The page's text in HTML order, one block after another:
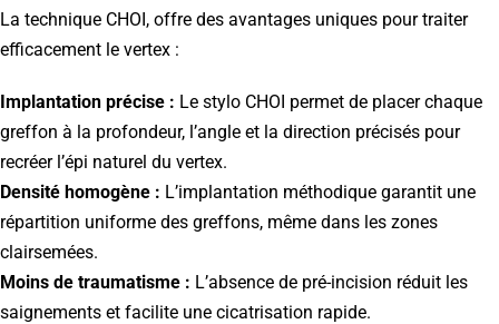
La technique CHOI, offre des avantages uniques pour traiter
efficacement le vertex :
Implantation précise : Le stylo CHOI permet de placer chaque
greffon à la profondeur, l’angle et la direction précisés pour
recréer l’épi naturel du vertex.
Densité homogène : L’implantation méthodique garantit une
répartition uniforme des greffons, même dans les zones
clairsemées.
Moins de traumatisme : L’absence de pré-incision réduit les
saignements et facilite une cicatrisation rapide.